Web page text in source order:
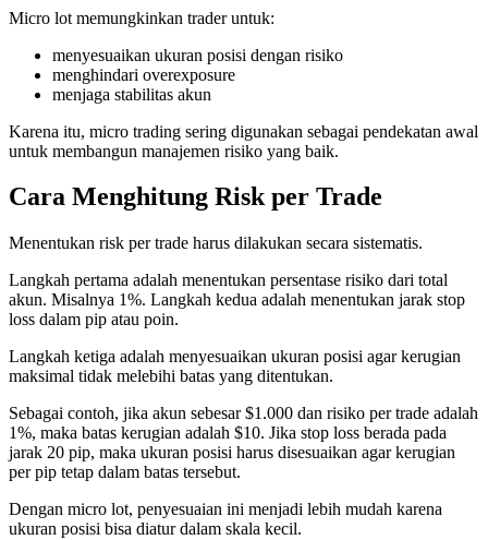
Micro lot memungkinkan trader untuk:
menyesuaikan ukuran posisi dengan risiko
menghindari overexposure
menjaga stabilitas akun
Karena itu, micro trading sering digunakan sebagai pendekatan awal
untuk membangun manajemen risiko yang baik.
Cara Menghitung Risk per Trade
Menentukan risk per trade harus dilakukan secara sistematis.
Langkah pertama adalah menentukan persentase risiko dari total
akun. Misalnya 1%. Langkah kedua adalah menentukan jarak stop
loss dalam pip atau poin.
Langkah ketiga adalah menyesuaikan ukuran posisi agar kerugian
maksimal tidak melebihi batas yang ditentukan.
Sebagai contoh, jika akun sebesar $1.000 dan risiko per trade adalah
1%, maka batas kerugian adalah $10. Jika stop loss berada pada
jarak 20 pip, maka ukuran posisi harus disesuaikan agar kerugian
per pip tetap dalam batas tersebut.
Dengan micro lot, penyesuaian ini menjadi lebih mudah karena
ukuran posisi bisa diatur dalam skala kecil.